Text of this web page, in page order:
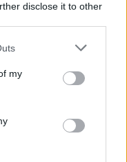
disclose it to other
my
KÖVETÉS